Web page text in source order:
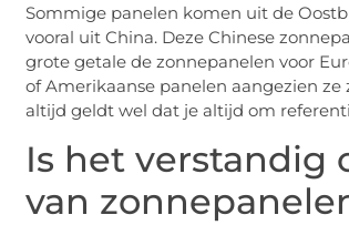
Sommige panelen komen uit de
vooral uit China. Deze Chinese
grote getale de zonnepanelen voor
of Amerikaanse panelen aangezien
altijd geldt wel dat je altijd om
Is het verstandig
van